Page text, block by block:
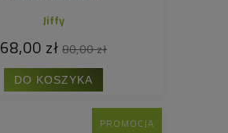
Jiffy
68,00 zł 80,00 zł
DO KOSZYKA
PROMOCJA